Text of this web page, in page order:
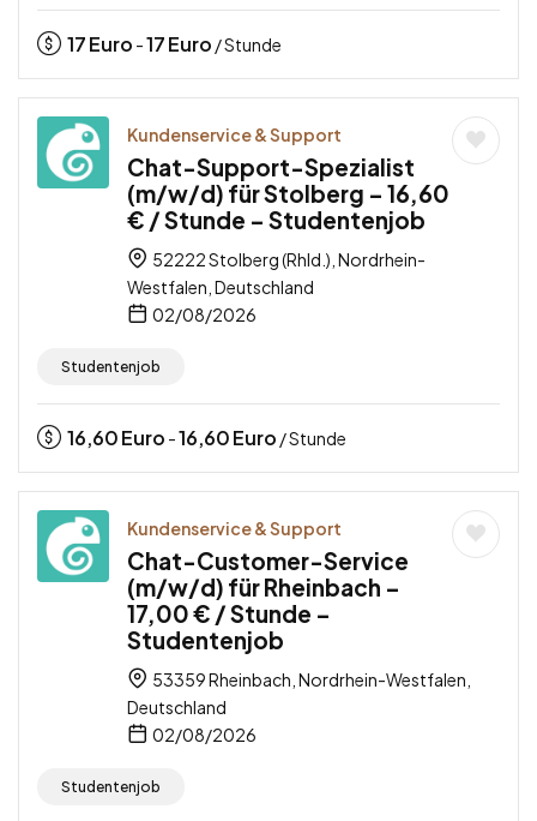
17Euro -17Euro / Stunde
Kundenservice & Support
Chat-Support-Spezialist
(m/w/d) für Stolberg – 16,60
€ / Stunde – Studentenjob
52222 Stolberg (Rhld.), Nordrhein-
Westfalen, Deutschland
02/08/2026
Studentenjob
16,60Euro -16,60Euro / Stunde
Kundenservice & Support
Chat-Customer-Service
(m/w/d) für Rheinbach –
17,00 € / Stunde –
Studentenjob
53359 Rheinbach, Nordrhein-Westfalen,
Deutschland
02/08/2026
Studentenjob